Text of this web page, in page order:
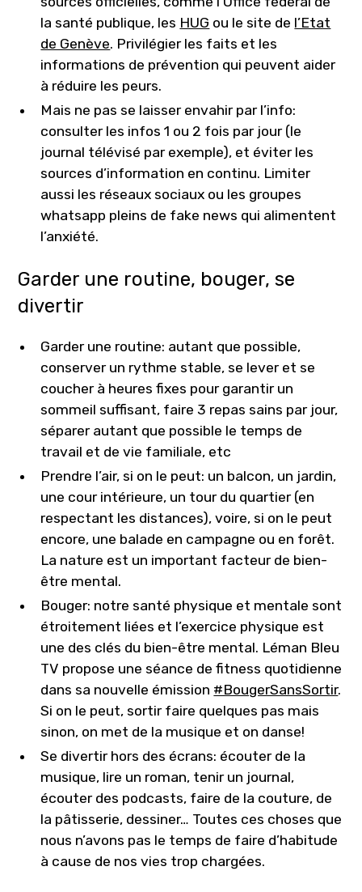
la santé publique, les HUG ou le site de l’Etat
de Genève. Privilégier les faits et les
informations de prévention qui peuvent aider
à réduire les peurs.
Mais ne pas se laisser envahir par l’info:
consulter les infos 1 ou 2 fois par jour (le
journal télévisé par exemple), et éviter les
sources d’information en continu. Limiter
aussi les réseaux sociaux ou les groupes
whatsapp pleins de fake news qui alimentent
l’anxiété.
Garder une routine, bouger, se
divertir
Garder une routine: autant que possible,
conserver un rythme stable, se lever et se
coucher à heures fixes pour garantir un
sommeil suffisant, faire 3 repas sains par jour,
séparer autant que possible le temps de
travail et de vie familiale, etc
Prendre l’air, si on le peut: un balcon, un jardin,
une cour intérieure, un tour du quartier (en
respectant les distances), voire, si on le peut
encore, une balade en campagne ou en forêt.
La nature est un important facteur de bien-
être mental.
Bouger: notre santé physique et mentale sont
étroitement liées et l’exercice physique est
une des clés du bien-être mental. Léman Bleu
TV propose une séance de fitness quotidienne
dans sa nouvelle émission #BougerSansSortir.
Si on le peut, sortir faire quelques pas mais
sinon, on met de la musique et on danse!
Se divertir hors des écrans: écouter de la
musique, lire un roman, tenir un journal,
écouter des podcasts, faire de la couture, de
la pâtisserie, dessiner… Toutes ces choses que
nous n’avons pas le temps de faire d’habitude
à cause de nos vies trop chargées.